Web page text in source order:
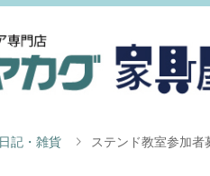
記・雑貨 ステンド教室参加者